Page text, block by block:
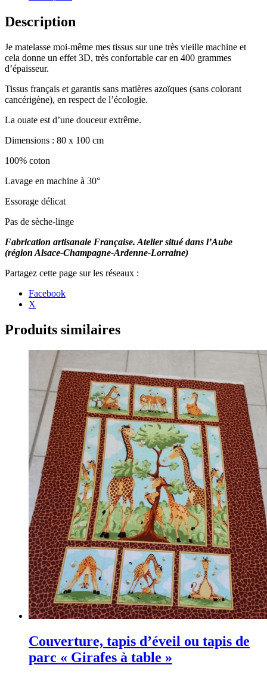
tapis
de
"Mouton
dans
la
Description
Je matelasse moi-même mes tissus sur une très vieille machine et
cela donne un effet 3D, très confortable car en 400 grammes
d’épaisseur.
Tissus français et garantis sans matières azoïques (sans colorant
cancérigène), en respect de l’écologie.
La ouate est d’une douceur extrême.
Dimensions : 80 x 100 cm
100% coton
Lavage en machine à 30°
Essorage délicat
Pas de sèche-linge
Fabrication artisanale Française. Atelier situé dans l’Aube
(région Alsace-Champagne-Ardenne-Lorraine)
publication
tapis
d’éveil
« Mouton
Prairie »"
Facebook
X
Produits similaires
Couverture, tapis d’éveil ou tapis de
parc « Girafes à table »